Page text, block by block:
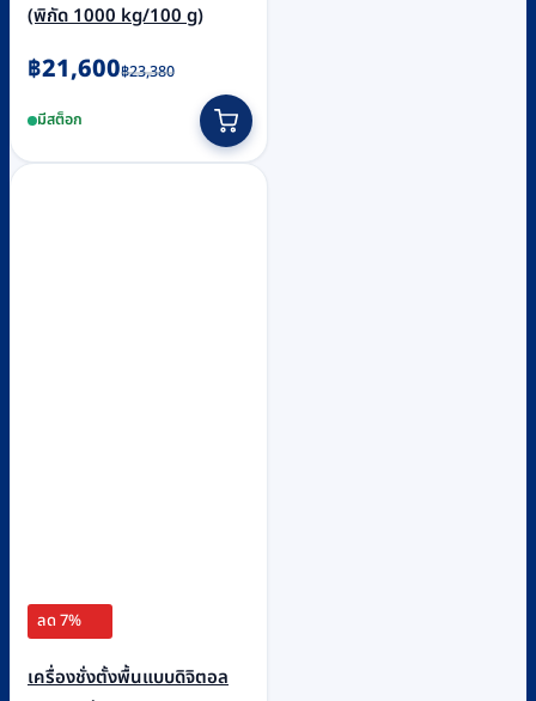
(พิกัด 1000 kg/100 g)
฿23,380
Original
was:
฿23,380.
฿21,600
Current
is:
฿21,600.
มีสต็อก
ลด 7%
เครื่องชั่งตั้งพื้นแบบดิจิตอล